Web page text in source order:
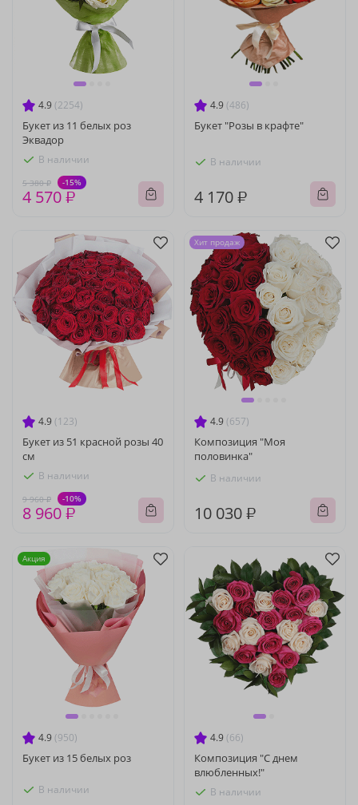
4.9 (2254)
Букет из 11 белых роз
Эквадор
В наличии
5 380 ₽ -15%
4 570 ₽
4.9 (486)
Букет "Розы в крафте"
В наличии
4 170 ₽
4.9 (123)
Букет из 51 красной розы 40
см
В наличии
9 960 ₽ -10%
8 960 ₽
4.9 (657)
Композиция "Моя
половинка"
В наличии
10 030 ₽
Хит продаж
4.9 (950)
Букет из 15 белых роз
В наличии
Акция
4.9 (66)
Композиция "С днем
влюбленных!"
В наличии